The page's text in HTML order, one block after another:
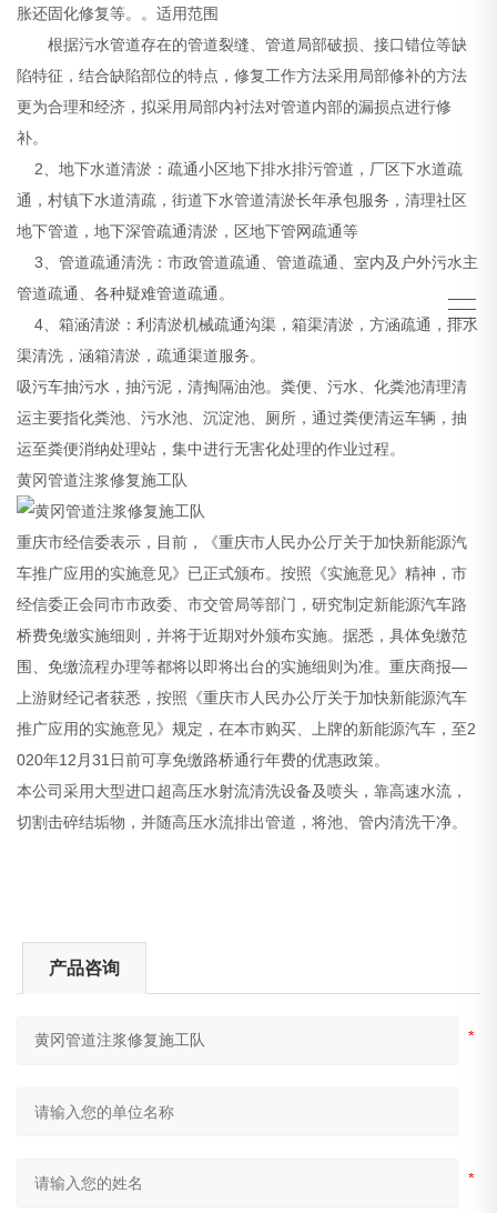
胀还固化修复等。。适用范围
根据污水管道存在的管道裂缝、管道局部破损、接口错位等缺
陷特征，结合缺陷部位的特点，修复工作方法采用局部修补的方法
更为合理和经济，拟采用局部内衬法对管道内部的漏损点进行修
补。
2、地下水道清淤：疏通小区地下排水排污管道，厂区下水道疏
通，村镇下水道清疏，街道下水管道清淤长年承包服务，清理社区
地下管道，地下深管疏通清淤，区地下管网疏通等
3、管道疏通清洗：市政管道疏通、管道疏通、室内及户外污水主
管道疏通、各种疑难管道疏通。
4、箱涵清淤：利清淤机械疏通沟渠，箱渠清淤，方涵疏通，排水
渠清洗，涵箱清淤，疏通渠道服务。
吸污车抽污水，抽污泥，清掏隔油池。粪便、污水、化粪池清理清
运主要指化粪池、污水池、沉淀池、厕所，通过粪便清运车辆，抽
运至粪便消纳处理站，集中进行无害化处理的作业过程。
黄冈管道注浆修复施工队
重庆市经信委表示，目前，《重庆市人民办公厅关于加快新能源汽
车推广应用的实施意见》已正式颁布。按照《实施意见》精神，市
经信委正会同市市政委、市交管局等部门，研究制定新能源汽车路
桥费免缴实施细则，并将于近期对外颁布实施。据悉，具体免缴范
围、免缴流程办理等都将以即将出台的实施细则为准。重庆商报—
上游财经记者获悉，按照《重庆市人民办公厅关于加快新能源汽车
推广应用的实施意见》规定，在本市购买、上牌的新能源汽车，至2
020年12月31日前可享免缴路桥通行年费的优惠政策。
本公司采用大型进口超高压水射流清洗设备及喷头，靠高速水流，
切割击碎结垢物，并随高压水流排出管道，将池、管内清洗干净。
产品咨询